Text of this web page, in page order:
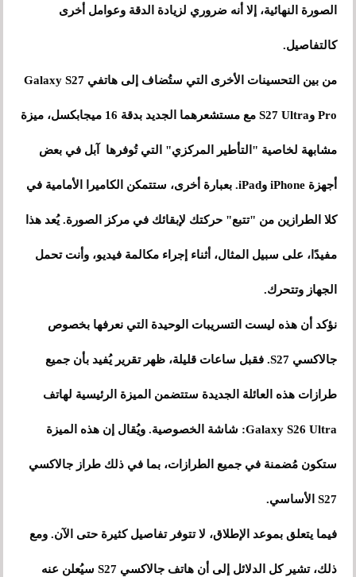
الصورة النهائية، إلا أنه ضروري لزيادة الدقة وعوامل أخرى
كالتفاصيل.
من بين التحسينات الأخرى التي ستُضاف إلى هاتفي Galaxy S27
Pro وS27 Ultra مع مستشعرهما الجديد بدقة 16 ميجابكسل، ميزة
مشابهة لخاصية "التأطير المركزي" التي تُوفرها آبل في بعض
أجهزة iPhone وiPad. بعبارة أخرى، ستتمكن الكاميرا الأمامية في
كلا الطرازين من "تتبع" حركتك لإبقائك في مركز الصورة. يُعد هذا
مفيدًا، على سبيل المثال، أثناء إجراء مكالمة فيديو، وأنت تحمل
الجهاز وتتحرك.
نؤكد أن هذه ليست التسريبات الوحيدة التي نعرفها بخصوص
جالاكسي S27. فقبل ساعات قليلة، ظهر تقرير يُفيد بأن جميع
طرازات هذه العائلة الجديدة ستتضمن الميزة الرئيسية لهاتف
Galaxy S26 Ultra: شاشة الخصوصية. ويُقال إن هذه الميزة
ستكون مُضمنة في جميع الطرازات، بما في ذلك طراز جالاكسي
S27 الأساسي.
فيما يتعلق بموعد الإطلاق، لا تتوفر تفاصيل كثيرة حتى الآن. ومع
ذلك، تشير كل الدلائل إلى أن هاتف جالاكسي S27 سيُعلن عنه